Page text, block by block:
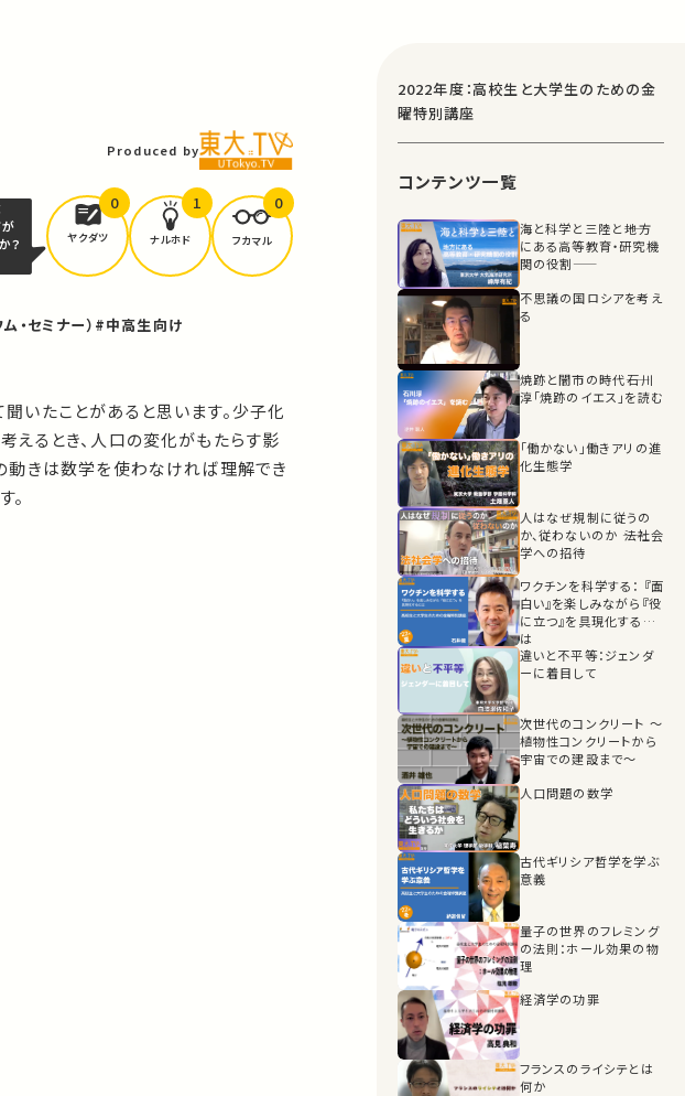
Produced by
？
ヤクダツ
0
ナルホド
1
フカマル
0
・セミナー） #中高生向け
いたことがあると思います。少子化
えるとき、人口の変化がもたらす影
動きは数学を使わなければ理解でき
。
2022年度：高校生と大学生のための金
曜特別講座
コンテンツ一覧
海と科学と三陸と――地方
にある高等教育・研究機
関の役割――
不思議の国ロシアを考え
る
焼跡と闇市の時代――石川
淳「焼跡のイエス」を読む
「働かない」働きアリの進
化生態学
人はなぜ規制に従うの
か、従わないのか ――法社会
学への招待
ワクチンを科学する： 『面
白い』を楽しみながら『役
に立つ』を具現化するに
は
違いと不平等：ジェンダ
ーに着目して
次世代のコンクリート ～
植物性コンクリートから
宇宙での建設まで～
人口問題の数学
古代ギリシア哲学を学ぶ
意義
量子の世界のフレミング
の法則：ホール効果の物
理
経済学の功罪
フランスのライシテとは
何か